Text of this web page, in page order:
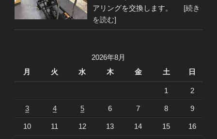
アリングを交換します。 [続き
を読む]
2026年8月
月
火 水 木 金 土 日
1 2
3 4 5 6 7 8 9
10 11 12 13 14 15 16